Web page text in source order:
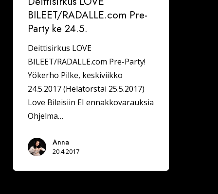
BILEET/RADALLE.com Pre-
Party ke 24.5.
Deittisirkus LOVE
BILEET/RADALLE.com Pre-Party!
Yökerho Pilke, keskiviikko
24.5.2017 (Helatorstai 25.5.2017)
Love Bileisiin EI ennakkovarauksia
Ohjelma…
Anna
20.4.2017